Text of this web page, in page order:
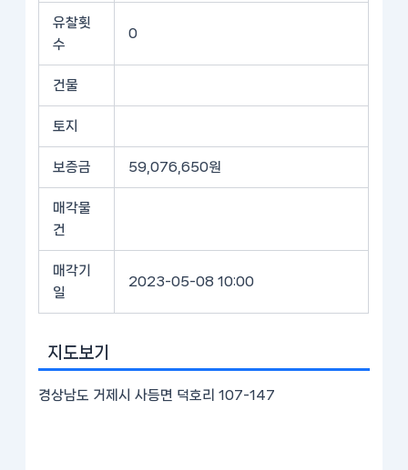
유찰횟
수
0
건물
토지
보증금 59,076,650원
매각물
건
매각기
일
2023-05-08 10:00
지도보기
경상남도 거제시 사등면 덕호리 107-147